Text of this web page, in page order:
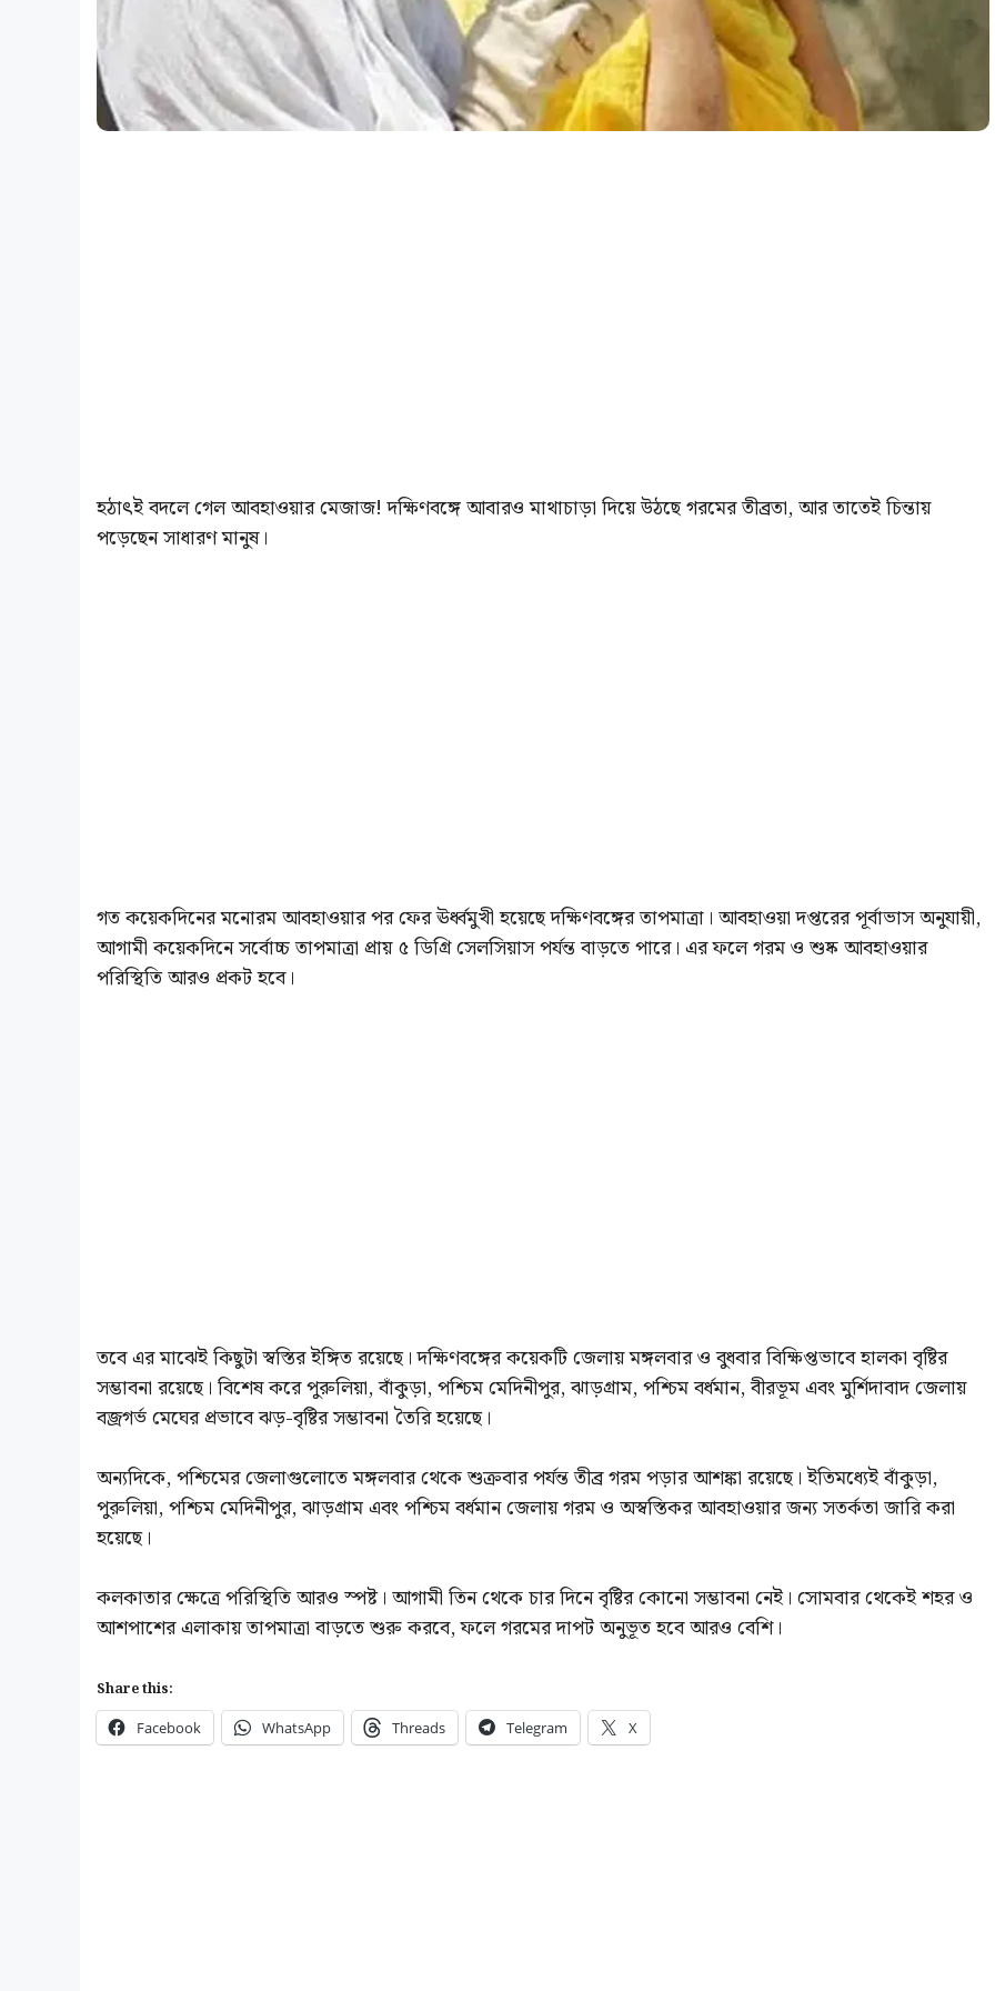
হঠাৎই বদলে গেল আবহাওয়ার মেজাজ! দক্ষিণবঙ্গে আবারও মাথাচাড়া দিয়ে উঠছে গরমের তীব্রতা, আর তাতেই চিন্তায়
পড়েছেন সাধারণ মানুষ।
গত কয়েকদিনের মনোরম আবহাওয়ার পর ফের ঊর্ধ্বমুখী হয়েছে দক্ষিণবঙ্গের তাপমাত্রা। আবহাওয়া দপ্তরের পূর্বাভাস অনুযায়ী,
আগামী কয়েকদিনে সর্বোচ্চ তাপমাত্রা প্রায় ৫ ডিগ্রি সেলসিয়াস পর্যন্ত বাড়তে পারে। এর ফলে গরম ও শুষ্ক আবহাওয়ার
পরিস্থিতি আরও প্রকট হবে।
তবে এর মাঝেই কিছুটা স্বস্তির ইঙ্গিত রয়েছে। দক্ষিণবঙ্গের কয়েকটি জেলায় মঙ্গলবার ও বুধবার বিক্ষিপ্তভাবে হালকা বৃষ্টির
সম্ভাবনা রয়েছে। বিশেষ করে পুরুলিয়া, বাঁকুড়া, পশ্চিম মেদিনীপুর, ঝাড়গ্রাম, পশ্চিম বর্ধমান, বীরভূম এবং মুর্শিদাবাদ জেলায়
বজ্রগর্ভ মেঘের প্রভাবে ঝড়-বৃষ্টির সম্ভাবনা তৈরি হয়েছে।
অন্যদিকে, পশ্চিমের জেলাগুলোতে মঙ্গলবার থেকে শুক্রবার পর্যন্ত তীব্র গরম পড়ার আশঙ্কা রয়েছে। ইতিমধ্যেই বাঁকুড়া,
পুরুলিয়া, পশ্চিম মেদিনীপুর, ঝাড়গ্রাম এবং পশ্চিম বর্ধমান জেলায় গরম ও অস্বস্তিকর আবহাওয়ার জন্য সতর্কতা জারি করা
হয়েছে।
কলকাতার ক্ষেত্রে পরিস্থিতি আরও স্পষ্ট। আগামী তিন থেকে চার দিনে বৃষ্টির কোনো সম্ভাবনা নেই। সোমবার থেকেই শহর ও
আশপাশের এলাকায় তাপমাত্রা বাড়তে শুরু করবে, ফলে গরমের দাপট অনুভূত হবে আরও বেশি।
Share this:
Facebook WhatsApp Threads Telegram X